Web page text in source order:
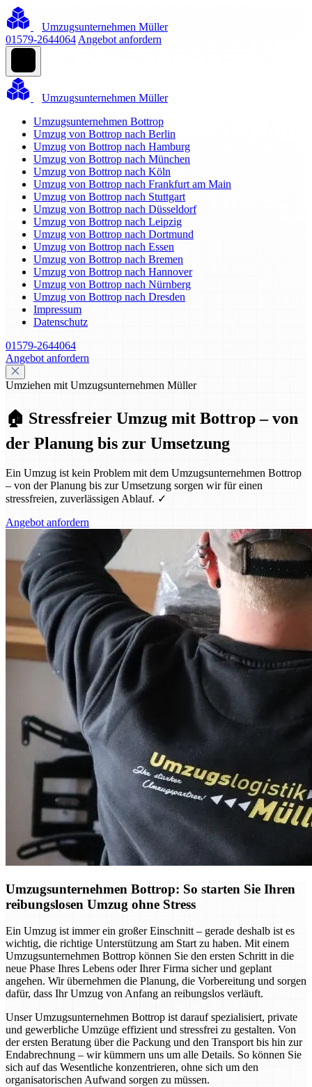
Umzugsunternehmen Müller
01579-2644064 Angebot anfordern
Umzugsunternehmen Müller
Umzugsunternehmen Bottrop
Umzug von Bottrop nach Berlin
Umzug von Bottrop nach Hamburg
Umzug von Bottrop nach München
Umzug von Bottrop nach Köln
Umzug von Bottrop nach Frankfurt am Main
Umzug von Bottrop nach Stuttgart
Umzug von Bottrop nach Düsseldorf
Umzug von Bottrop nach Leipzig
Umzug von Bottrop nach Dortmund
Umzug von Bottrop nach Essen
Umzug von Bottrop nach Bremen
Umzug von Bottrop nach Hannover
Umzug von Bottrop nach Nürnberg
Umzug von Bottrop nach Dresden
Impressum
Datenschutz
01579-2644064
Angebot anfordern
Umziehen mit Umzugsunternehmen Müller
🏠 Stressfreier Umzug mit Bottrop – von
der Planung bis zur Umsetzung
Ein Umzug ist kein Problem mit dem Umzugsunternehmen Bottrop
– von der Planung bis zur Umsetzung sorgen wir für einen
stressfreien, zuverlässigen Ablauf. ✓
Angebot anfordern
Umzugsunternehmen Bottrop: So starten Sie Ihren
reibungslosen Umzug ohne Stress
Ein Umzug ist immer ein großer Einschnitt – gerade deshalb ist es
wichtig, die richtige Unterstützung am Start zu haben. Mit einem
Umzugsunternehmen Bottrop können Sie den ersten Schritt in die
neue Phase Ihres Lebens oder Ihrer Firma sicher und geplant
angehen. Wir übernehmen die Planung, die Vorbereitung und sorgen
dafür, dass Ihr Umzug von Anfang an reibungslos verläuft.
Unser Umzugsunternehmen Bottrop ist darauf spezialisiert, private
und gewerbliche Umzüge effizient und stressfrei zu gestalten. Von
der ersten Beratung über die Packung und den Transport bis hin zur
Endabrechnung – wir kümmern uns um alle Details. So können Sie
sich auf das Wesentliche konzentrieren, ohne sich um den
organisatorischen Aufwand sorgen zu müssen.